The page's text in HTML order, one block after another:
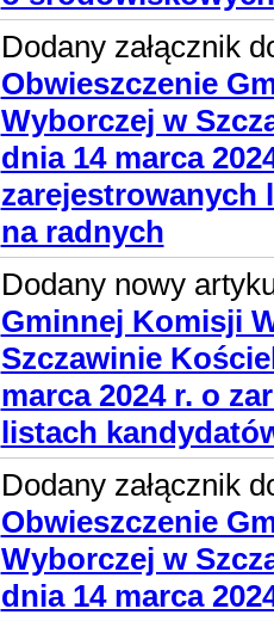
Dodany załącznik
Obwieszczenie
Wyborczej w
dnia 14 marca
zarejestrowanych
na radnych
Dodany nowy
Gminnej Komisji
Szczawinie
marca 2024 r. o
listach
Dodany załącznik
Obwieszczenie
Wyborczej w
dnia 14 marca